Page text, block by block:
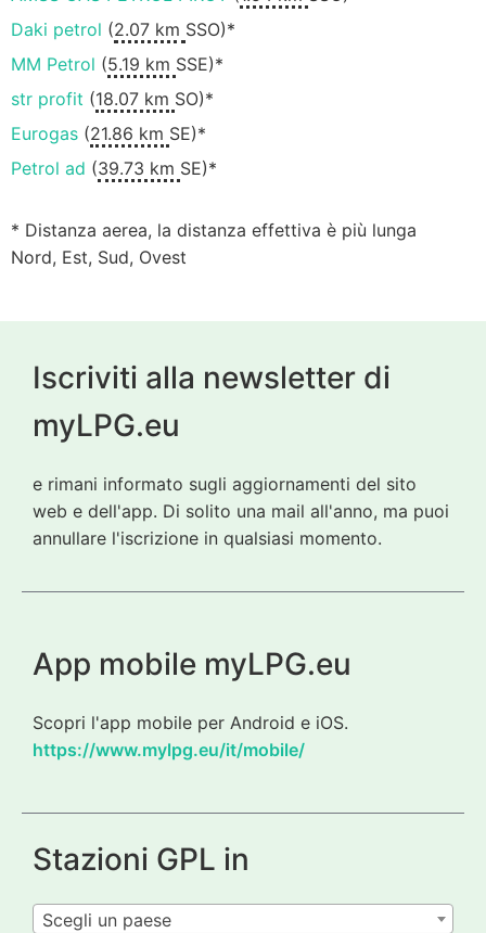
Daki petrol (2.07 km SSO)*
MM Petrol (5.19 km SSE)*
str profit (18.07 km SO)*
Eurogas (21.86 km SE)*
Petrol ad (39.73 km SE)*
* Distanza aerea, la distanza effettiva è più lunga
Nord, Est, Sud, Ovest
Iscriviti alla newsletter di
myLPG.eu
e rimani informato sugli aggiornamenti del sito
web e dell'app. Di solito una mail all'anno, ma puoi
annullare l'iscrizione in qualsiasi momento.
App mobile myLPG.eu
Scopri l'app mobile per Android e iOS.
https://www.mylpg.eu/it/mobile/
Stazioni GPL in
Scegli un paese